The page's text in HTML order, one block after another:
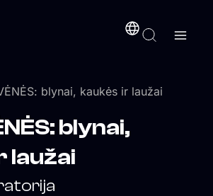
blynai, kaukės ir laužai
blynai,
laužai